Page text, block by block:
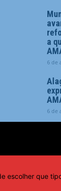
a
6 de
6 de
escolher que